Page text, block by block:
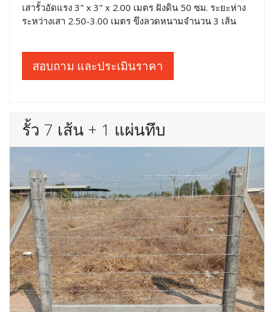
เสารั้วอัดแรง 3" x 3" x 2.00 เมตร ฝังดิน 50 ซม. ระยะห่าง
ระหว่างเสา 2.50-3.00 เมตร ขึงลวดหนามจำนวน 3 เส้น
สอบถาม และประเมินราคา
รั้ว 7 เส้น + 1 แผ่นทึบ